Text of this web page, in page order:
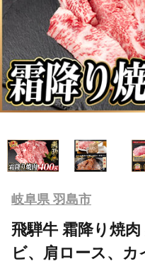
岐阜県 羽島市
飛騨牛 霜降り焼
ビ、肩ロース、カ